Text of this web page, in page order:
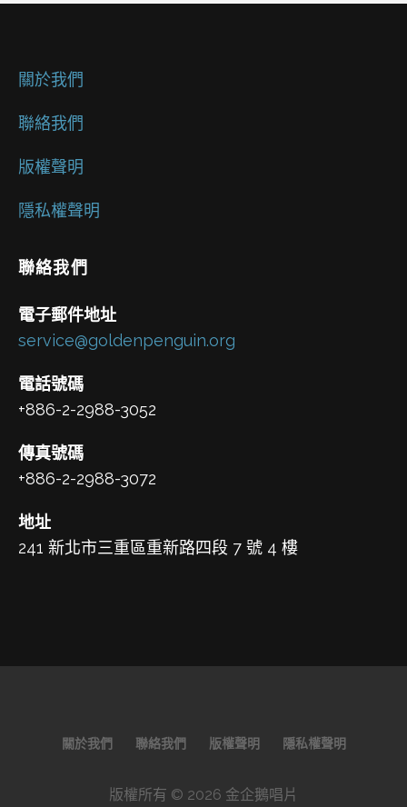
關於我們
聯絡我們
版權聲明
隱私權聲明
聯絡我們
電子郵件地址
service@goldenpenguin.org
電話號碼
+886-2-2988-3052
傳真號碼
+886-2-2988-3072
地址
241 新北市三重區重新路四段 7 號 4 樓
關於我們 聯絡我們 版權聲明 隱私權聲明
版權所有 © 2026 金企鵝唱片